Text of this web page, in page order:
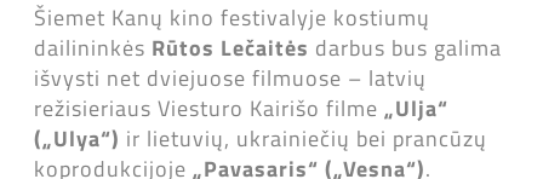
Šiemet Kanų kino festivalyje kostiumų
dailininkės Rūtos Lečaitės darbus bus galima
išvysti net dviejuose filmuose – latvių
režisieriaus Viesturo Kairišo filme „Ulja“
(„Ulya“) ir lietuvių, ukrainiečių bei prancūzų
koprodukcijoje „Pavasaris“ („Vesna“).